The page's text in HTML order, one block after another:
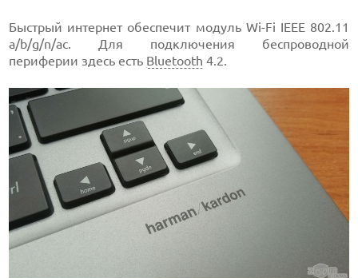
Быстрый интернет обеспечит модуль Wi-Fi IEEE 802.11
a/b/g/n/ac. Для подключения беспроводной
периферии здесь есть Bluetooth 4.2.